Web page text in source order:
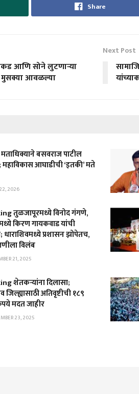
Share
आणि सोने लुटणाऱ्या
मुसक्या आवळल्या
Next Post
मताधिक्याने बसवराज पाटील
महाविकास आघाडीची ‘इतकी’ मते
2026
तुळजापूरमध्ये विनोद गंगणे,
किरण गायकवाड यांची
धाराशिवमध्ये प्रशासन झोपेतच,
विलंब
21, 2025
शेतकऱ्यांना दिलासा;
जिल्ह्यासाठी अतिवृष्टीची १८९
मदत जाहीर
23, 2025